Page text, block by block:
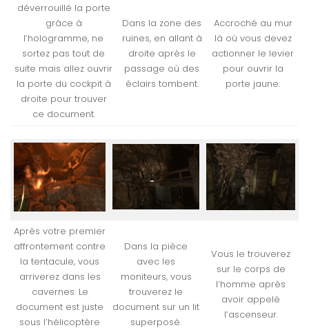
déverrouillé la porte
grâce à
l’hologramme, ne
sortez pas tout de
suite mais allez ouvrir
la porte du cockpit à
droite pour trouver
ce document.
Dans la zone des
ruines, en allant à
droite après le
passage où des
éclairs tombent.
Accroché au mur
là où vous devez
actionner le levier
pour ouvrir la
porte jaune.
Après votre premier
affrontement contre
la tentacule, vous
arriverez dans les
cavernes. Le
document est juste
sous l’hélicoptère
Dans la pièce
avec les
moniteurs, vous
trouverez le
document sur un lit
superposé.
Vous le trouverez
sur le corps de
l’homme après
avoir appelé
l’ascenseur.